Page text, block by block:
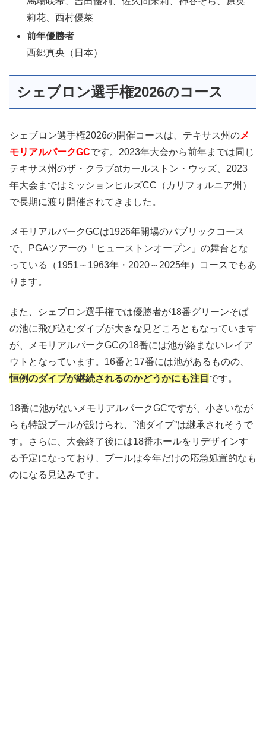
莉花、西村優菜
前年優勝者
西郷真央（日本）
シェブロン選手権2026のコース
シェブロン選手権2026の開催コースは、テキサス州のメ
モリアルパークGCです。2023年大会から前年までは同じ
テキサス州のザ・クラブatカールストン・ウッズ、2023
年大会まではミッションヒルズCC（カリフォルニア州）
で長期に渡り開催されてきました。
メモリアルパークGCは1926年開場のパブリックコース
で、PGAツアーの「ヒューストンオープン」の舞台とな
っている（1951～1963年・2020～2025年）コースでもあ
ります。
また、シェブロン選手権では優勝者が18番グリーンそば
の池に飛び込むダイブが大きな見どころともなっています
が、メモリアルパークGCの18番には池が絡まないレイア
ウトとなっています。16番と17番には池があるものの、
恒例のダイブが継続されるのかどうかにも注目 です。
18番に池がないメモリアルパークGCですが、小さいなが
らも特設プールが設けられ、”池ダイブ”は継承されそうで
す。さらに、大会終了後には18番ホールをリデザインす
る予定になっており、プールは今年だけの応急処置的なも
のになる見込みです。